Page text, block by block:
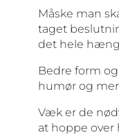
Måske man
taget
det hele
Bedre form
humør og
Væk er de
at hoppe over